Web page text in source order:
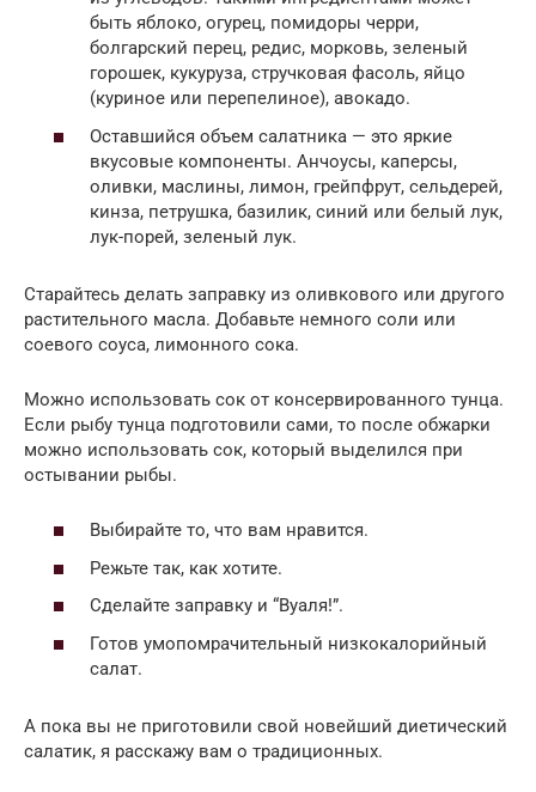
быть яблоко, огурец, помидоры черри,
болгарский перец, редис, морковь, зеленый
горошек, кукуруза, стручковая фасоль, яйцо
(куриное или перепелиное), авокадо.
Оставшийся объем салатника — это яркие
вкусовые компоненты. Анчоусы, каперсы,
оливки, маслины, лимон, грейпфрут, сельдерей,
кинза, петрушка, базилик, синий или белый лук,
лук-порей, зеленый лук.
Старайтесь делать заправку из оливкового или другого
растительного масла. Добавьте немного соли или
соевого соуса, лимонного сока.
Можно использовать сок от консервированного тунца.
Если рыбу тунца подготовили сами, то после обжарки
можно использовать сок, который выделился при
остывании рыбы.
Выбирайте то, что вам нравится.
Режьте так, как хотите.
Сделайте заправку и “Вуаля!”.
Готов умопомрачительный низкокалорийный
салат.
А пока вы не приготовили свой новейший диетический
салатик, я расскажу вам о традиционных.